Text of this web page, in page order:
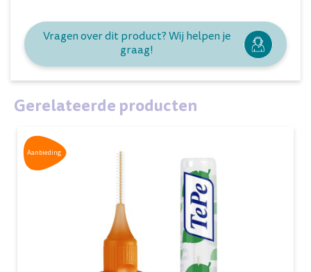
Vragen over dit product? Wij helpen je
graag!
Gerelateerde producten
Aanbieding